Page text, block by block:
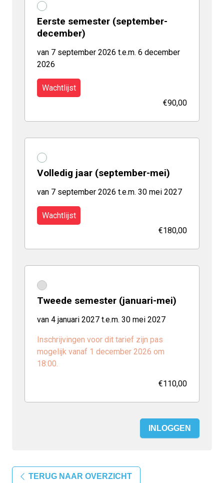
Eerste semester (september-
december)
van 7 september 2026 t.e.m. 6 december
2026
Wachtlijst
€90,00
Volledig jaar (september-mei)
van 7 september 2026 t.e.m. 30 mei 2027
Wachtlijst
€180,00
Tweede semester (januari-mei)
van 4 januari 2027 t.e.m. 30 mei 2027
Inschrijvingen voor dit tarief zijn pas
mogelijk vanaf 1 december 2026 om
18:00.
€110,00
INLOGGEN
TERUG NAAR OVERZICHT